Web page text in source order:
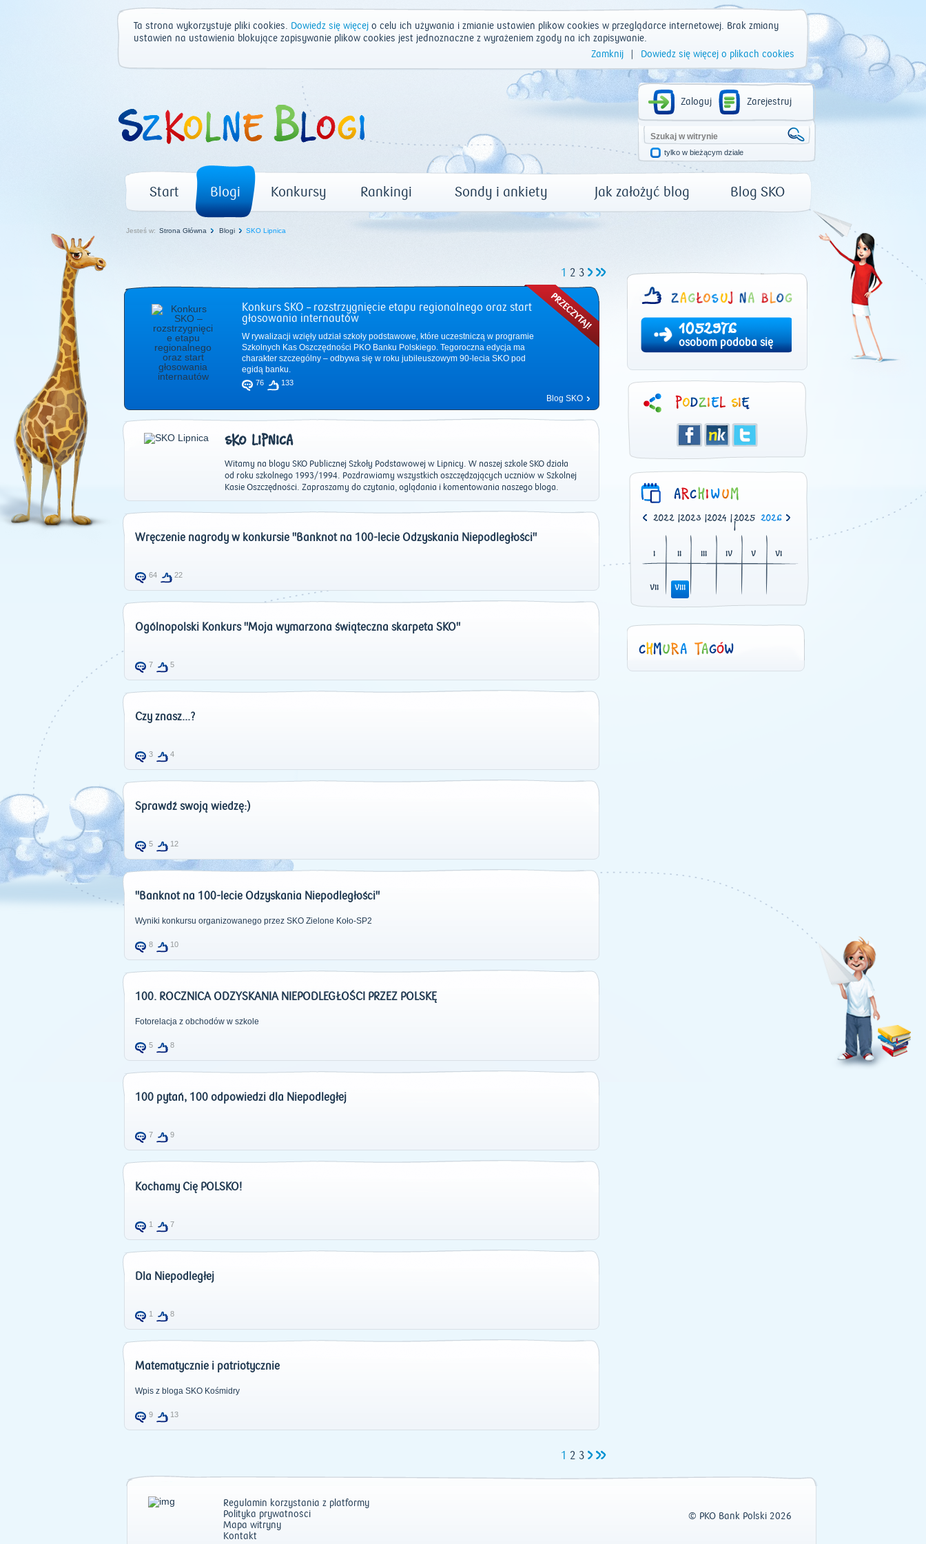
Ta strona wykorzystuje pliki cookies. Dowiedz się więcejo celu ich używania i zmianie ustawień plików cookies w przeglądarce internetowej. Brak zmiany
ustawień na ustawienia blokujące zapisywanie plików cookies jest jednoznaczne z wyrażeniem zgody na ich zapisywanie.
Zamknij
Dowiedz się więcej o plikach cookies
Zaloguj Zarejestruj
tylko w bieżącym dziale
Start Blogi Konkursy Rankingi Sondy i ankiety Jak założyć blog Blog SKO
Jesteś w: Strona Główna Blogi SKO Lipnica
1 2 3
Konkurs SKO – rozstrzygnięcie etapu regionalnego oraz start
głosowania internautów
W rywalizacji wzięły udział szkoły podstawowe, które uczestniczą w programie
Szkolnych Kas Oszczędności PKO Banku Polskiego. Tegoroczna edycja ma
charakter szczególny – odbywa się w roku jubileuszowym 90-lecia SKO pod
egidą banku.
76 133
Blog SKO
SKO LIPNICA
Witamy na blogu SKO Publicznej Szkoły Podstawowej w Lipnicy. W naszej szkole SKO działa
od roku szkolnego 1993/1994. Pozdrawiamy wszystkich oszczędzających uczniów w Szkolnej
Kasie Oszczędności. Zapraszamy do czytania, oglądania i komentowania naszego bloga.
Wręczenie nagrody w konkursie "Banknot na 100-lecie Odzyskania Niepodległości"
64 22
Ogólnopolski Konkurs "Moja wymarzona świąteczna skarpeta SKO"
7 5
Czy znasz...?
3 4
Sprawdź swoją wiedzę:)
5 12
"Banknot na 100-lecie Odzyskania Niepodległości"
Wyniki konkursu organizowanego przez SKO Zielone Koło-SP2
8 10
100. ROCZNICA ODZYSKANIA NIEPODLEGŁOŚCI PRZEZ POLSKĘ
Fotorelacja z obchodów w szkole
5 8
100 pytań, 100 odpowiedzi dla Niepodległej
7 9
Kochamy Cię POLSKO!
1 7
Dla Niepodległej
1 8
Matematycznie i patriotycznie
Wpis z bloga SKO Kośmidry
9 13
1 2 3
1052976
osobom podoba się
| 2020 2021| 2022|2023 |2024 |2025
|
2026
I II III IV V VI
VII VIII
Regulamin korzystania z platformy
Polityka prywatności
Mapa witryny
Kontakt
© PKO Bank Polski 2026